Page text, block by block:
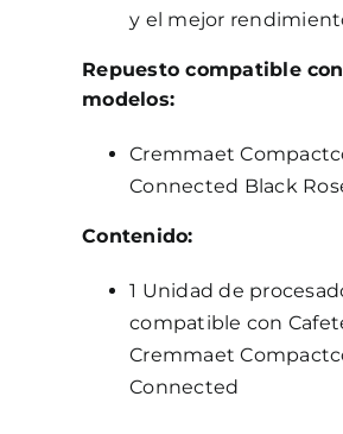
y el mejor
Repuesto compatible con
modelos:
Cremmaet
Connected Black
Contenido:
1 Unidad de
compatible con
Cremmaet
Connected